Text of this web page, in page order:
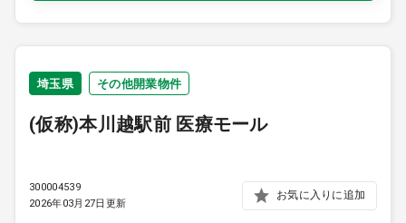
埼玉県 その他開業物件
(仮称)本川越駅前 医療モール
300004539
2026年03月27日更新
お気に入りに追加